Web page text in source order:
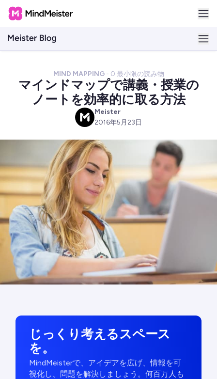
MIND MAPPING - 0 最小限の読み物
マインドマップで講義・授業の
ノートを効率的に取る方法
M
Meister
2016年5月23日
じっくり考えるスペース
を。
MindMeisterで、アイデアを広げ、情報を可
視化し、問題を解決しましょう。何百万人も